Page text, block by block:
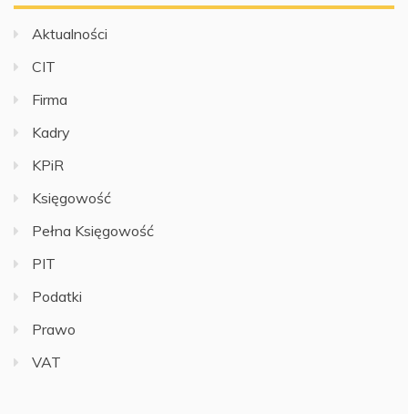
Aktualności
CIT
Firma
Kadry
KPiR
Księgowość
Pełna Księgowość
PIT
Podatki
Prawo
VAT